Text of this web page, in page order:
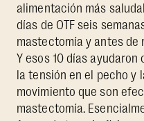
alimentación más
días de OTF seis
mastectomía y antes de
Y esos 10 días
la tensión en el pecho y
movimiento que son
mastectomía.